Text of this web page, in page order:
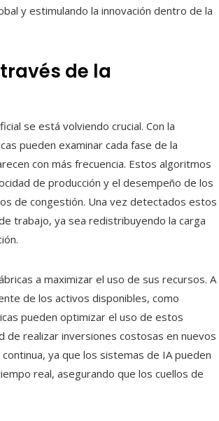
y estimulando la innovación dentro de la
de la
se está volviendo crucial. Con la
pueden examinar cada fase de la
con más frecuencia. Estos algoritmos
de producción y el desempeño de los
de congestión. Una vez detectados estos
trabajo, ya sea redistribuyendo la carga
a maximizar el uso de sus recursos. A
de los activos disponibles, como
pueden optimizar el uso de estos
de realizar inversiones costosas en nuevos
ya que los sistemas de IA pueden
real, asegurando que los cuellos de